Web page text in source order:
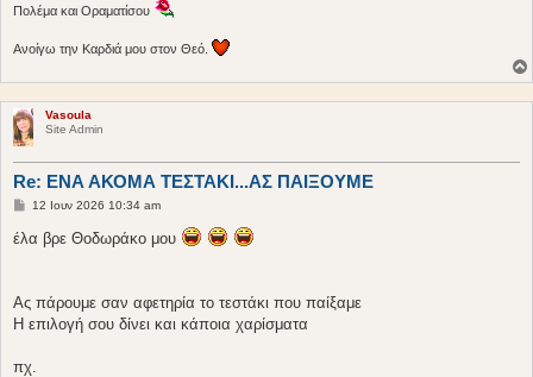
Πολέμα και Οραματίσου
Ανοίγω την Καρδιά μου στον Θεό.
Vasoula
Site Admin
Re: ΕΝΑ ΑΚΟΜΑ ΤΕΣΤΑΚΙ...ΑΣ ΠΑΙΞΟΥΜΕ
Δ
ο
υ
η
12 Ιουν 2026 10:34 am
έλα βρε Θοδωράκο μου
Ας πάρουμε σαν αφετηρία το τεστάκι που παίξαμε
Η επιλογή σου δίνει και κάποια χαρίσματα
πχ.